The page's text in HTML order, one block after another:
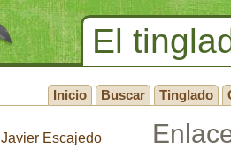
El
Inicio Buscar Tinglado
Javier Escajedo